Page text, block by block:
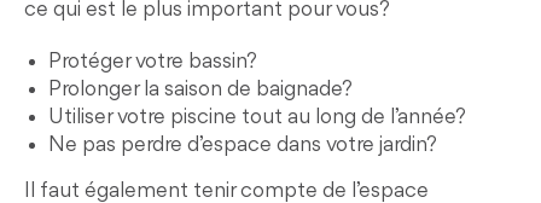
ce qui est le plus important pour vous?
Protéger votre bassin?
Prolonger la saison de baignade?
Utiliser votre piscine tout au long de l’année?
Ne pas perdre d’espace dans votre jardin?
Il faut également tenir compte de l’espace